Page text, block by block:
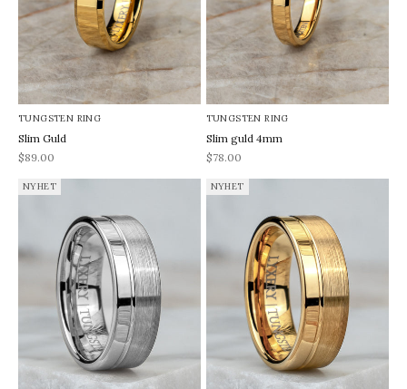
TUNGSTEN RING
Slim Guld
REA-pris
$89.00
TUNGSTEN RING
Slim guld 4mm
REA-pris
$78.00
NYHET NYHET